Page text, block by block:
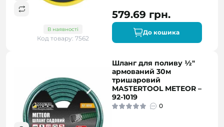
В наявності
Код товару: 7562
579.69 грн.
До кошика
Шланг для поливу ½"
армований 30м
тришаровий
MASTERTOOL METEOR –
92-1019
0